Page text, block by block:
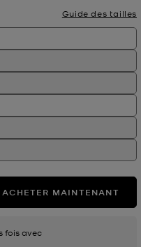
Guide des tailles
ACHETER MAINTENANT
fois avec